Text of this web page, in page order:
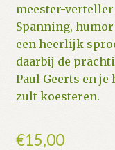
meester-verteller
Spanning,
een heerlijk
daarbij de
Paul Geerts en je
zult koesteren.
€15,00